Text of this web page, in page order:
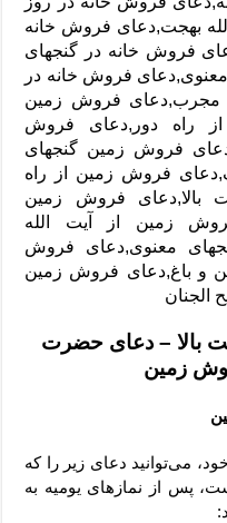
بهجت,دعای فروش خانه
فروش خانه در گنجهای
فروش خانه در
مجرب,دعای فروش زمین
راه دور,دعای فروش
فروش زمین گنجهای
فروش زمین از راه
بالا,دعای فروش زمین
زمین از آیت الله
معنوی,دعای فروش
و باغ,دعای فروش زمین
الجنان
بالا – دعای حضرت
زمین
می‌توانید دعای زیر را که
پس از نمازهای یومیه به